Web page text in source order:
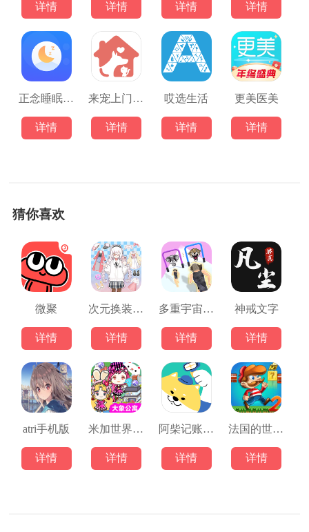
详情 详情 详情 详情
正念睡眠记录
详情
来宠上门喂养
详情
哎选生活
详情
更美医美
详情
猜你喜欢
微聚
详情
次元换装少女最新版
详情
多重宇宙跑酷
详情
神戒文字
详情
atri手机版
详情
米加世界：小镇
详情
阿柴记账apk
详情
法国的世界2
详情